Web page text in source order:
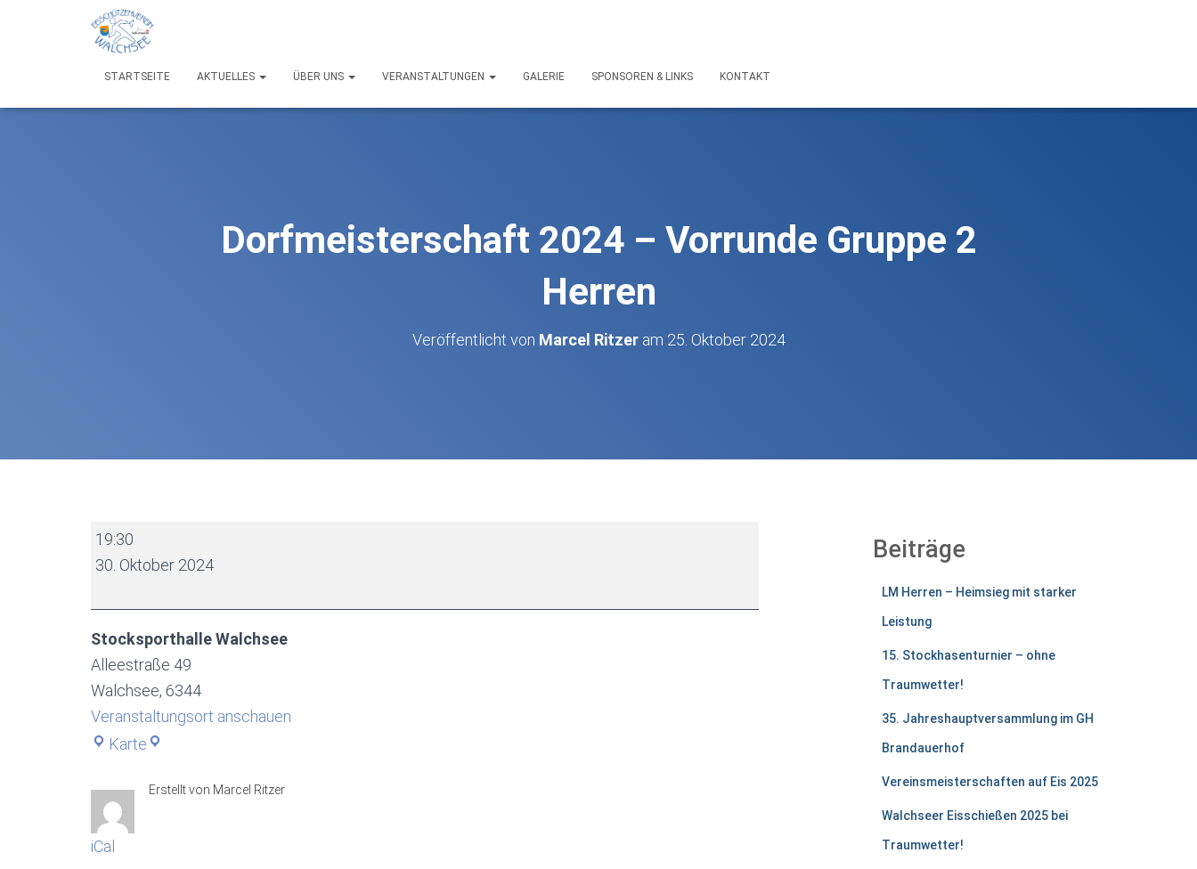
STARTSEITE AKTUELLES ÜBER UNS VERANSTALTUNGEN GALERIE SPONSOREN & LINKS KONTAKT
Dorfmeisterschaft 2024 – Vorrunde Gruppe 2
Herren
Veröffentlicht von Marcel Ritzeram 25. Oktober 2024
Dorfmeisterschaft
2024
Vorrunde
Gruppe
2
Herren
19:30
30. Oktober 2024
Stocksporthalle Walchsee
Alleestraße 49
Walchsee, 6344
Veranstaltungsort anschauen
Karte Stocksporthalle
Erstellt von Marcel Ritzer
iCal
Beiträge
LM Herren – Heimsieg mit starker
Leistung
15. Stockhasenturnier – ohne
Traumwetter!
35. Jahreshauptversammlung im GH
Brandauerhof
Vereinsmeisterschaften auf Eis 2025
Walchseer Eisschießen 2025 bei
Traumwetter!